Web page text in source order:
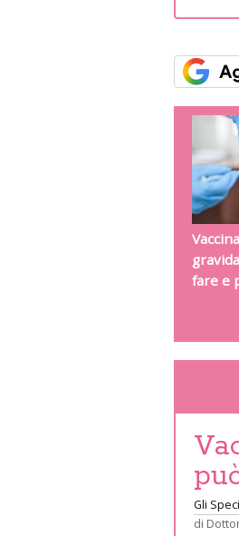
fare e
Gli
di